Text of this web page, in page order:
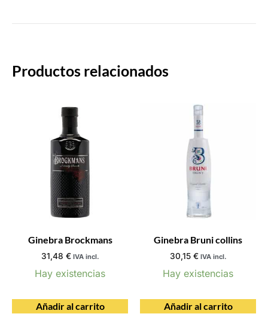
Productos relacionados
Ginebra Brockmans
31,48 € IVA incl.
Hay existencias
Añadir al carrito
Ginebra Bruni collins
30,15 € IVA incl.
Hay existencias
Añadir al carrito